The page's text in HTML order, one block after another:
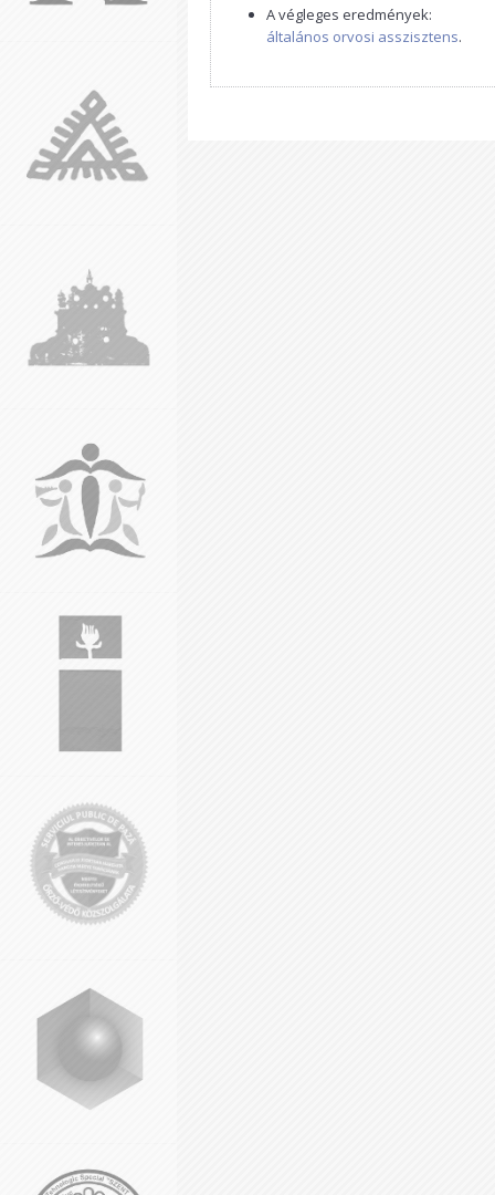
A végleges eredmények:
általános orvosi asszisztens.